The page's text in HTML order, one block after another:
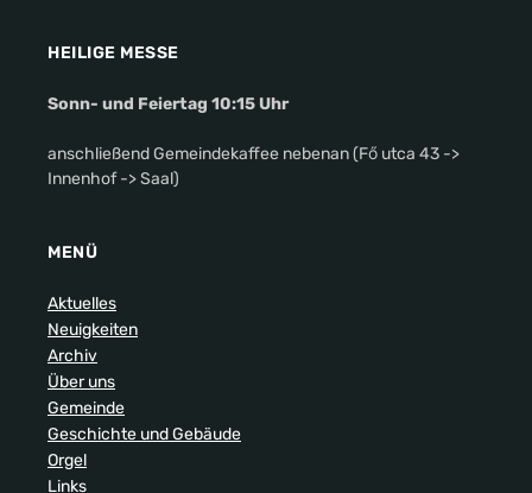
HEILIGE MESSE
Sonn- und Feiertag 10:15 Uhr
anschließend Gemeindekaffee nebenan (Fő utca 43 ->
Innenhof -> Saal)
MENÜ
Aktuelles
Neuigkeiten
Archiv
Über uns
Gemeinde
Geschichte und Gebäude
Orgel
Links